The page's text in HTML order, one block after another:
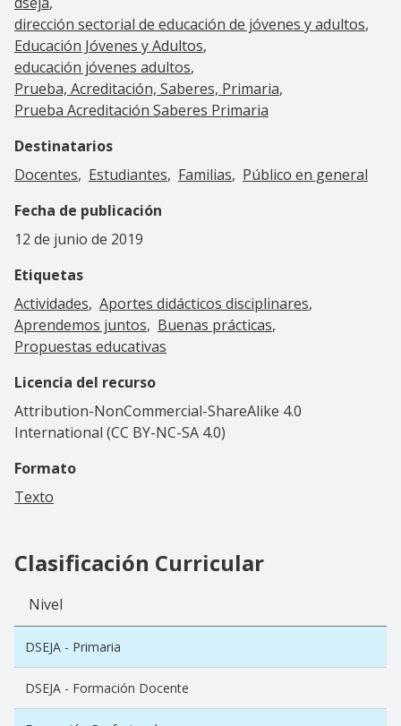
dirección sectorial de educación de jóvenes y adultos
Educación Jóvenes y Adultos
educación jóvenes adultos
Prueba, Acreditación, Saberes, Primaria
Prueba Acreditación Saberes Primaria
Destinatarios
Docentes
Estudiantes Familias
Público en general
Fecha de publicación
12 de junio de 2019
Etiquetas
Actividades Aportes didácticos disciplinares
Aprendemos juntos
Buenas prácticas
Propuestas educativas
Licencia del recurso
Attribution-NonCommercial-ShareAlike 4.0
International (CC BY-NC-SA 4.0)
Formato
Texto
Clasificación Curricular
Nivel
DSEJA - Primaria
DSEJA - Formación Docente